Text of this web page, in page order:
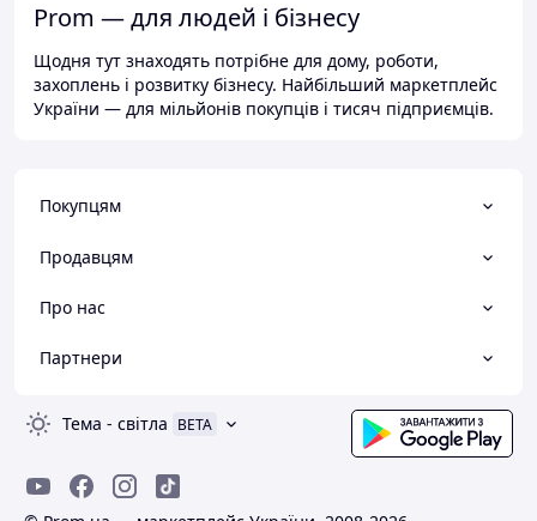
Prom — для людей і бізнесу
Щодня тут знаходять потрібне для дому, роботи,
захоплень і розвитку бізнесу. Найбільший маркетплейс
України — для мільйонів покупців і тисяч підприємців.
Покупцям
Продавцям
Про нас
Партнери
Тема - світла BETA